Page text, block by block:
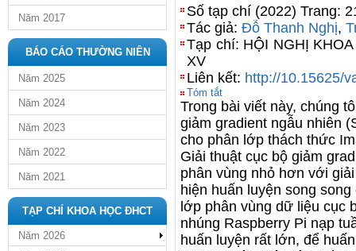
Năm 2017
BÁO CÁO THƯỜNG NIÊN
Năm 2025
Năm 2024
Năm 2023
Năm 2022
Năm 2021
TẠP CHÍ KHOA HỌC ĐHCT
Năm 2026
Số tạp chí (2022) Trang:
Tác giả: Đỗ Thanh Nghị,
Tạp chí: HỘI NGHỊ
XV
Liên kết: http://10.15625/
Tóm tắt
Trong bài viết này, chúng
giảm gradient ngẫu nhiên
cho phân l ớp thách thức
Giải thuật cục bộ giảm
phân vùng nhỏ hơn với giả
hiện huấn luyện song
ớp phân vùng dữ liệu cục
nhúng Raspberry Pi nạp
huấn luyện rất lớn, để